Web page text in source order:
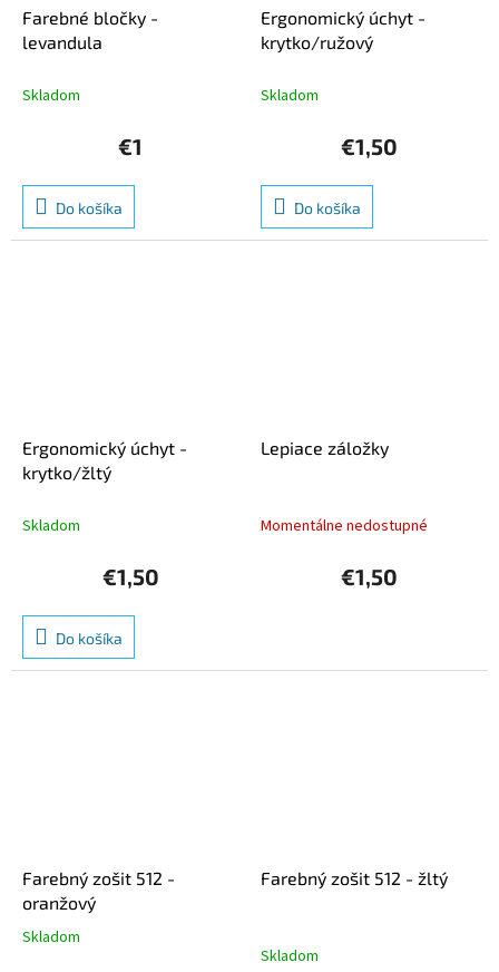
Farebné bločky -
levandula
Skladom
€1
Do košíka
Ergonomický úchyt -
krytko/ružový
Skladom
€1,50
Do košíka
Ergonomický úchyt -
krytko/žltý
Skladom
€1,50
Do košíka
Lepiace záložky
Momentálne nedostupné
€1,50
Farebný zošit 512 -
oranžový
Priemerné
Skladom
Farebný zošit 512 - žltý
Skladom